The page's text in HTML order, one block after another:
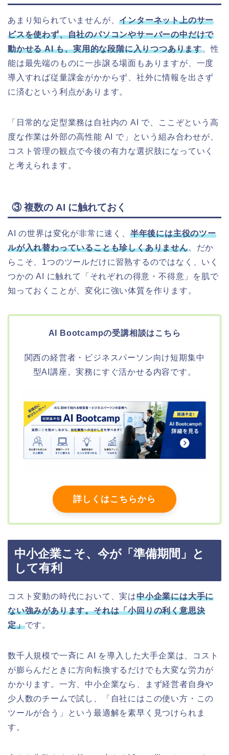
あまり知られていませんが、インターネット上のサー
ビスを使わず、自社のパソコンやサーバーの中だけで
動かせる AI も、実用的な段階に入りつつあります。性
能は最先端のものに一歩譲る場面もありますが、一度
導入すれば従量課金がかからず、社外に情報を出さず
に済むという利点があります。
「日常的な定型業務は自社内の AI で、ここぞという高
度な作業は外部の高性能 AI で」という組み合わせが、
コスト管理の観点で今後の有力な選択肢になっていく
と考えられます。
③ 複数の AI に触れておく
AI の世界は変化が非常に速く、 半年後には主役のツー
ルが入れ替わっていることも珍しくありません。だか
らこそ、1つのツールだけに習熟するのではなく、いく
つかの AI に触れて「それぞれの得意・不得意」を肌で
知っておくことが、変化に強い体質を作ります。
AI Bootcampの受講相談はこちら
関西の経営者・ビジネスパーソン向け短期集中
型AI講座。実務にすぐ活かせる内容です。
詳しくはこちらから
中小企業こそ、今が「準備期間」と
して有利
コスト変動の時代において、実は中小企業には大手に
ない強みがあります。それは「小回りの利く意思決
定」です。
数千人規模で一斉に AI を導入した大手企業は、コスト
が膨らんだときに方向転換するだけでも大変な労力が
かかります。一方、中小企業なら、まず経営者自身や
少人数のチームで試し、「自社にはこの使い方・この
ツールが合う」という最適解を素早く見つけられま
す。